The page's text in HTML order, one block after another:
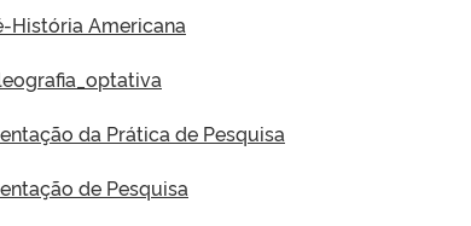
História Americana
da Prática de Pesquisa
de Pesquisa